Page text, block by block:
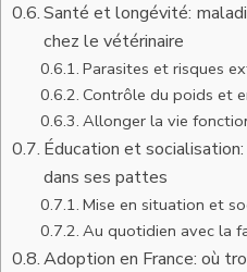
Santé et longévité:
chez le vétérinaire
Parasites et risques
Contrôle du poids et
Allonger la vie
Éducation et
dans ses pattes
Mise en situation et
Au quotidien avec la
Adoption en France: où